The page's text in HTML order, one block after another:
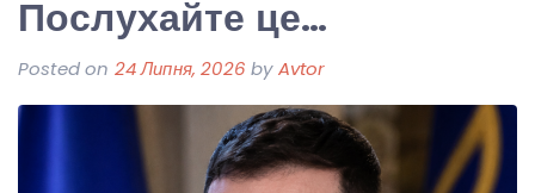
Послухайте це…
Posted on 24 Липня, 2026 byAvtor